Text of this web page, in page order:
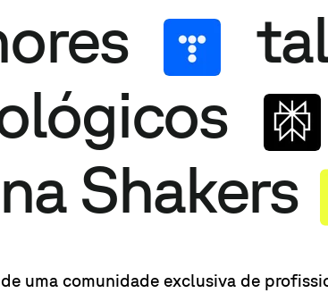
na Shakers
uma comunidade exclusiva de